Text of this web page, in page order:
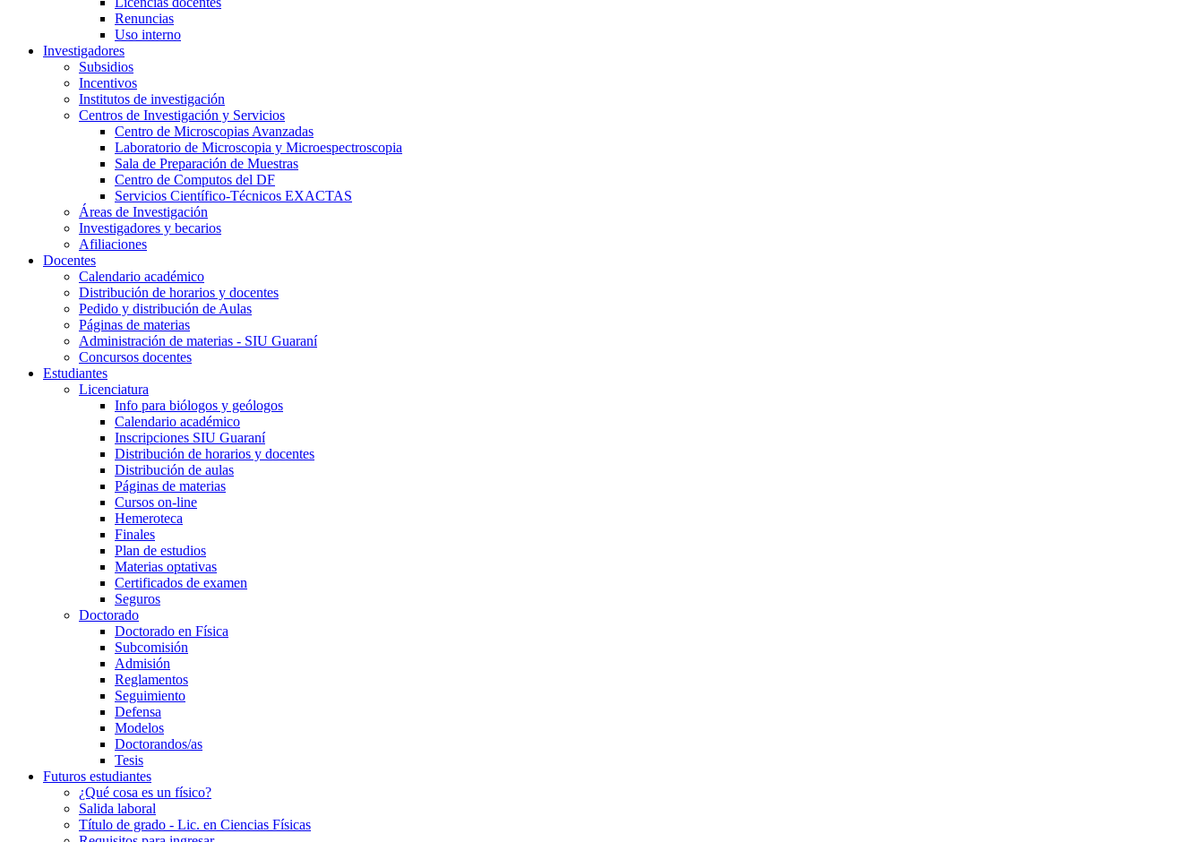
Renuncias
Uso interno
Investigadores
Subsidios
Incentivos
Institutos de investigación
Centros de Investigación y Servicios
Centro de Microscopias Avanzadas
Laboratorio de Microscopia y Microespectroscopia
Sala de Preparación de Muestras
Centro de Computos del DF
Servicios Científico-Técnicos EXACTAS
Áreas de Investigación
Investigadores y becarios
Afiliaciones
Docentes
Calendario académico
Distribución de horarios y docentes
Pedido y distribución de Aulas
Páginas de materias
Administración de materias - SIU Guaraní
Concursos docentes
Estudiantes
Licenciatura
Info para biólogos y geólogos
Calendario académico
Inscripciones SIU Guaraní
Distribución de horarios y docentes
Distribución de aulas
Páginas de materias
Cursos on-line
Hemeroteca
Finales
Plan de estudios
Materias optativas
Certificados de examen
Seguros
Doctorado
Doctorado en Física
Subcomisión
Admisión
Reglamentos
Seguimiento
Defensa
Modelos
Doctorandos/as
Tesis
Futuros estudiantes
¿Qué cosa es un físico?
Salida laboral
Título de grado - Lic. en Ciencias Físicas